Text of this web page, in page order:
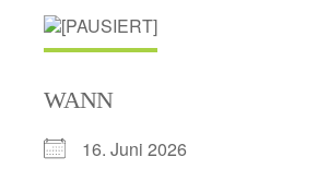
WANN
16. Juni 2026